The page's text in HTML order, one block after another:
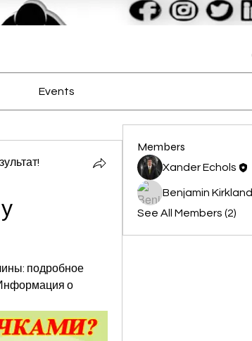
Events
подробное
о
Members
Xander Echols
Benjamin Kirkland
See All Members (2)